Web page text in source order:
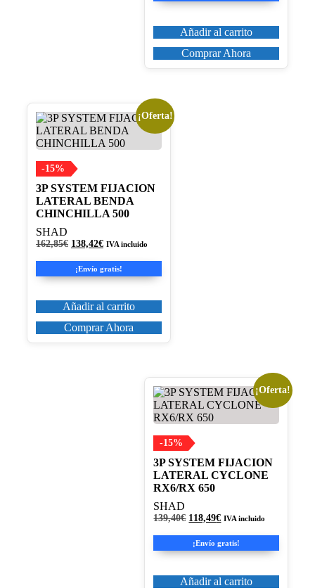
era:
es:
Añadir al carrito
Comprar Ahora
¡Oferta!
-15%
3P SYSTEM FIJACION
LATERAL BENDA
CHINCHILLA 500
SHAD
162,85€ El
original
era:
138,42€El
actual
es:
IVA incluido
¡Envío gratis!
Añadir al carrito
Comprar Ahora
¡Oferta!
-15%
3P SYSTEM FIJACION
LATERAL CYCLONE
RX6/RX 650
SHAD
139,40€ El
original
era:
118,49€El
actual
es:
IVA incluido
¡Envío gratis!
Añadir al carrito